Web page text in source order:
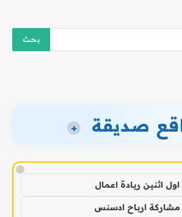
صديقة +
!
اول اثنين ريادة اعمال
مشاركة ارباح ادسنس